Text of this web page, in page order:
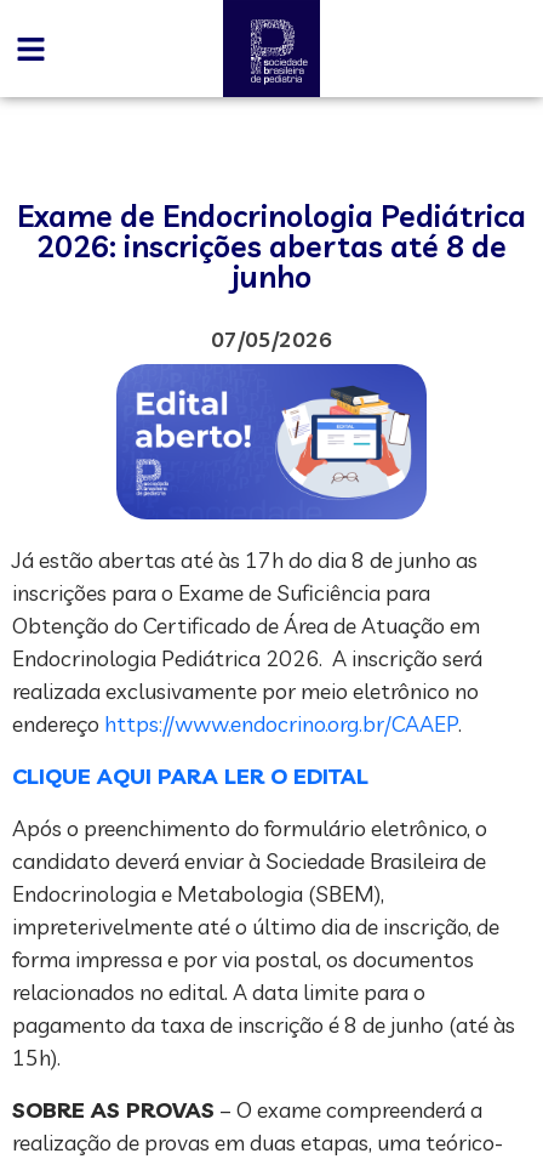
Exame de Endocrinologia Pediátrica
2026: inscrições abertas até 8 de
junho
07/05/2026
Já estão abertas até às 17h do dia 8 de junho as
inscrições para o Exame de Suficiência para
Obtenção do Certificado de Área de Atuação em
Endocrinologia Pediátrica 2026. A inscrição será
realizada exclusivamente por meio eletrônico no
endereço https://www.endocrino.org.br/CAAEP.
CLIQUE AQUI PARA LER O EDITAL
Após o preenchimento do formulário eletrônico, o
candidato deverá enviar à Sociedade Brasileira de
Endocrinologia e Metabologia (SBEM),
impreterivelmente até o último dia de inscrição, de
forma impressa e por via postal, os documentos
relacionados no edital. A data limite para o
pagamento da taxa de inscrição é 8 de junho (até às
15h).
SOBRE AS PROVAS – O exame compreenderá a
realização de provas em duas etapas, uma teórico-